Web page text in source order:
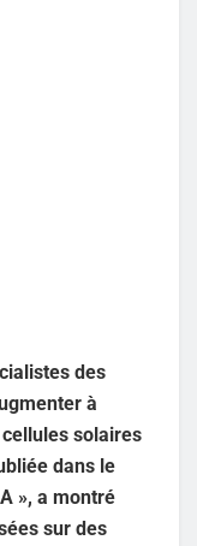
des
à
solaires
dans le
», a montré
sur des